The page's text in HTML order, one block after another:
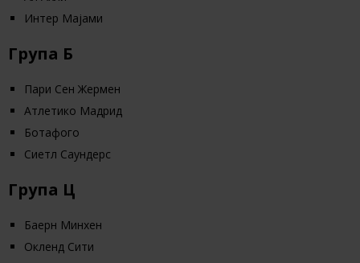
Интер Мајами
Група Б
Пари Сен Жермен
Атлетико Мадрид
Ботафого
Сиетл Саундерс
Група Ц
Баерн Минхен
Окленд Сити